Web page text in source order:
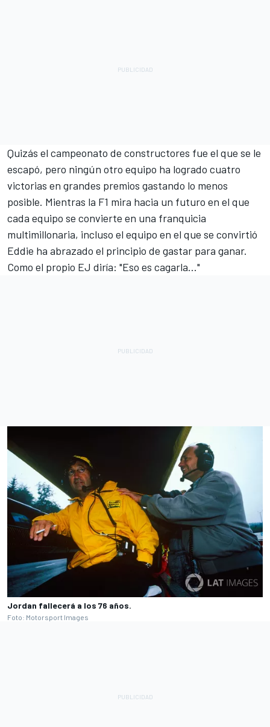
Quizás el campeonato de constructores fue el que se le
escapó, pero ningún otro equipo ha logrado cuatro
victorias en grandes premios gastando lo menos
posible. Mientras la F1 mira hacia un futuro en el que
cada equipo se convierte en una franquicia
multimillonaria, incluso el equipo en el que se convirtió
Eddie ha abrazado el principio de gastar para ganar.
Como el propio EJ diría: "Eso es cagarla..."
Jordan fallecerá a los 76 años.
Foto: Motorsport Images